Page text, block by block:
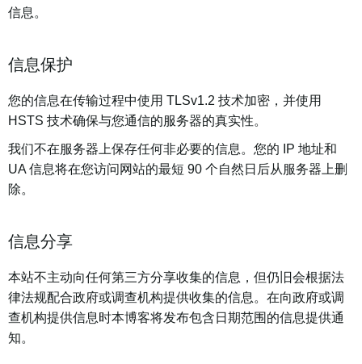
信息。
信息保护
您的信息在传输过程中使用 TLSv1.2 技术加密，并使用
HSTS 技术确保与您通信的服务器的真实性。
我们不在服务器上保存任何非必要的信息。您的 IP 地址和
UA 信息将在您访问网站的最短 90 个自然日后从服务器上删
除。
信息分享
本站不主动向任何第三方分享收集的信息，但仍旧会根据法
律法规配合政府或调查机构提供收集的信息。在向政府或调
查机构提供信息时本博客将发布包含日期范围的信息提供通
知。